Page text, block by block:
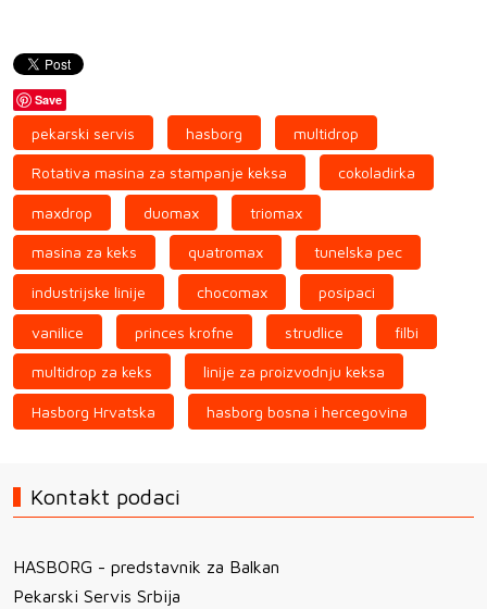
Save
pekarski servis hasborg multidrop
Rotativa masina za stampanje keksa cokoladirka
maxdrop duomax triomax
masina za keks quatromax tunelska pec
industrijske linije chocomax posipaci
vanilice princes krofne strudlice filbi
multidrop za keks linije za proizvodnju keksa
Hasborg Hrvatska hasborg bosna i hercegovina
Kontakt podaci
HASBORG - predstavnik za Balkan
Pekarski Servis Srbija